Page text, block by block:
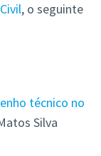
, o seguinte
técnico no
Silva